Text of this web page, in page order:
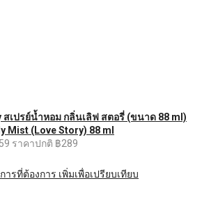
สเปรย์น้ำหอม กลิ่นเลิฟ สตอรี่ (ขนาด 88 ml)
Mist (Love Story) 88 ml
ราคาปกติ ฿289
ารที่ต้องการ เพิ่มเพื่อเปรียบเทียบ